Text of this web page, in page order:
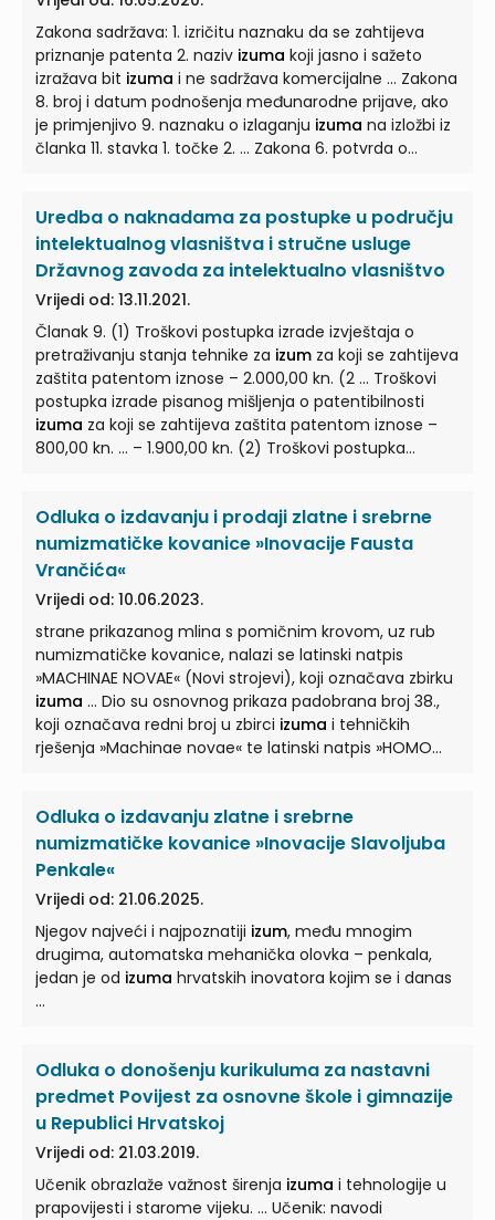
uvida u registar. ...
Zakona sadržava: 1. izričitu naznaku da se zahtijeva
priznanje patenta 2. naziv izuma koji jasno i sažeto
izražava bit izuma i ne sadržava komercijalne ... Zakona
8. broj i datum podnošenja međunarodne prijave, ako
je primjenjivo 9. naznaku o izlaganju izuma na izložbi iz
članka 11. stavka 1. točke 2. ... Zakona 6. potvrda o
SADRŽAJ I NAČIN SASTAVLJANJA OPISAIZUMAČlanak 12.
(1) Opisizumasadržava: 1. područje tehnike na koje se
izumodnosi 2. tehnički problem za čije se ... ili druge
primjeneizuma, ako nije očit iz opisa ili same prirode
izuma. (2) Iznimno se može primijeniti drukčiji način i
redoslijed sastavljanja opisa ...
Uredba o naknadama za postupke u području
intelektualnog vlasništva i stručne usluge
Državnog zavoda za intelektualno vlasništvo
Vrijedi od: 13.11.2021.
Članak 9. (1) Troškovi postupka izrade izvještaja o
pretraživanju stanja tehnike za izum za koji se zahtijeva
zaštita patentom iznose – 2.000,00 kn. (2 ... Troškovi
postupka izrade pisanog mišljenja o patentibilnosti
izuma za koji se zahtijeva zaštita patentom iznose –
800,00 kn. ... – 1.900,00 kn. (2) Troškovi postupka
patentibilnostiizuma... 1.1.3 za dvije uzastopne
polugodišnje pretrage – 500,00 kn 2. za pretraživanje
patentnih dokumenata iz određenog područja tehnike
prema opisu predmeta
1.800,00 kn 2.1.3 za dvije uzastopne polugodišnje
pretrage – 900,00 kn 3. za pretraživanje patentnih
dokumenata radi procjene novostiizuma ...
Odluka o izdavanju i prodaji zlatne i srebrne
numizmatičke kovanice »Inovacije Fausta
Vrančića«
Vrijedi od: 10.06.2023.
strane prikazanog mlina s pomičnim krovom, uz rub
numizmatičke kovanice, nalazi se latinski natpis
»MACHINAE NOVAE« (Novi strojevi), koji označava zbirku
izuma ... Dio su osnovnog prikaza padobrana broj 38.,
koji označava redni broj u zbirci izuma i tehničkih
rješenja »Machinae novae« te latinski natpis »HOMO
Odluka o izdavanju zlatne i srebrne
numizmatičke kovanice »Inovacije Slavoljuba
Penkale«
Vrijedi od: 21.06.2025.
Njegov najveći i najpoznatiji izum, među mnogim
drugima, automatska mehanička olovka – penkala,
jedan je od izuma hrvatskih inovatora kojim se i danas
...
Odluka o donošenju kurikuluma za nastavni
predmet Povijest za osnovne škole i gimnazije
u Republici Hrvatskoj
Vrijedi od: 21.03.2019.
Učenik obrazlaže važnost širenja izuma i tehnologije u
prapovijesti i starome vijeku. ... Učenik: navodi